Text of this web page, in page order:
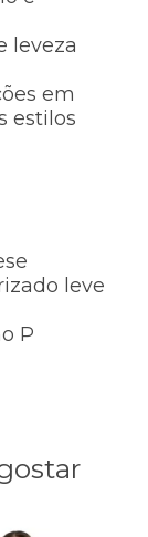
leveza
em
estilos
leve
P